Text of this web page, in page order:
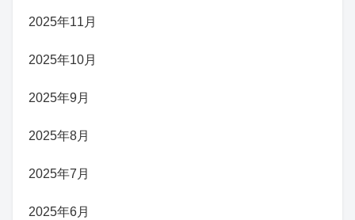
2025年11月
2025年10月
2025年9月
2025年8月
2025年7月
2025年6月